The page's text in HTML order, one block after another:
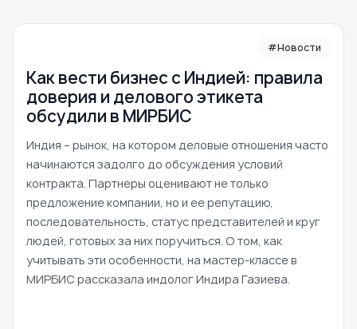
#Новости
Как вести бизнес с Индией: правила
доверия и делового этикета
обсудили в МИРБИС
Индия – рынок, на котором деловые отношения часто
начинаются задолго до обсуждения условий
контракта. Партнеры оценивают не только
предложение компании, но и ее репутацию,
последовательность, статус представителей и круг
людей, готовых за них поручиться. О том, как
учитывать эти особенности, на мастер-классе в
МИРБИС рассказала индолог Индира Газиева.